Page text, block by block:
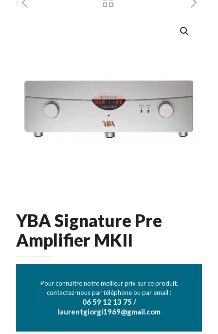
YBA Signature Pre
Amplifier MKII
Pour connaitre notre meilleur prix sur ce produit,
contactez-nous par téléphone ou par email :
06 59 12 13 75 /
laurentgiorgi1969@gmail.com